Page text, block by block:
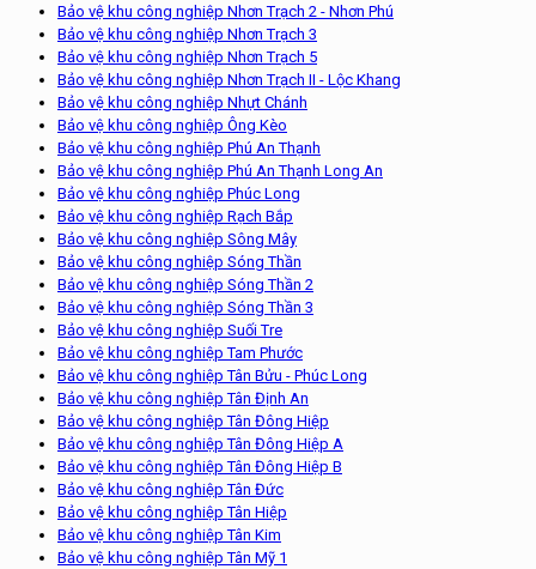
Bảo vệ khu công nghiệp Nhơn Trạch 2 - Nhơn Phú
Bảo vệ khu công nghiệp Nhơn Trạch 3
Bảo vệ khu công nghiệp Nhơn Trạch 5
Bảo vệ khu công nghiệp Nhơn Trạch II - Lộc Khang
Bảo vệ khu công nghiệp Nhựt Chánh
Bảo vệ khu công nghiệp Ông Kèo
Bảo vệ khu công nghiệp Phú An Thạnh
Bảo vệ khu công nghiệp Phú An Thạnh Long An
Bảo vệ khu công nghiệp Phúc Long
Bảo vệ khu công nghiệp Rạch Bắp
Bảo vệ khu công nghiệp Sông Mây
Bảo vệ khu công nghiệp Sóng Thần
Bảo vệ khu công nghiệp Sóng Thần 2
Bảo vệ khu công nghiệp Sóng Thần 3
Bảo vệ khu công nghiệp Suối Tre
Bảo vệ khu công nghiệp Tam Phước
Bảo vệ khu công nghiệp Tân Bửu - Phúc Long
Bảo vệ khu công nghiệp Tân Định An
Bảo vệ khu công nghiệp Tân Đông Hiệp
Bảo vệ khu công nghiệp Tân Đông Hiệp A
Bảo vệ khu công nghiệp Tân Đông Hiệp B
Bảo vệ khu công nghiệp Tân Đức
Bảo vệ khu công nghiệp Tân Hiệp
Bảo vệ khu công nghiệp Tân Kim
Bảo vệ khu công nghiệp Tân Mỹ 1